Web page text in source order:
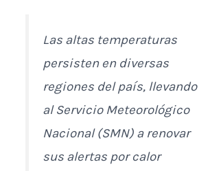
Las altas temperaturas
persisten en diversas
regiones del país, llevando
al Servicio Meteorológico
Nacional (SMN) a renovar
sus alertas por calor